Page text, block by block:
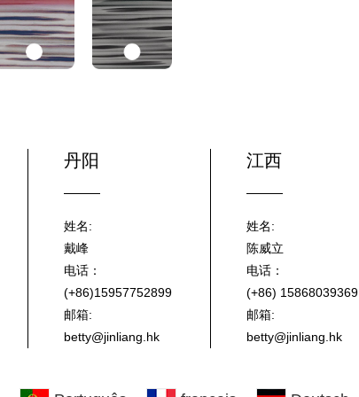
丹阳
姓名:
戴峰
电话：
(+86)15957752899
邮箱:
betty@jinliang.hk
江西
姓名:
陈威立
电话：
(+86) 15868039369
邮箱:
betty@jinliang.hk